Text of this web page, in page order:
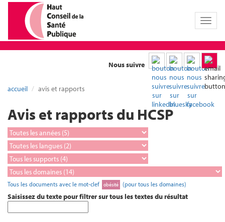
Toggle
Nous suivre
accueil avis et rapports
Avis et rapports du HCSP
Tous les documents avec le mot-clef obésité (pour tous les domaines)
Saisissez du texte pour filtrer sur tous les textes du résultat